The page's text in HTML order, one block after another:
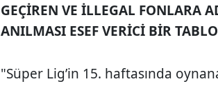
GEÇİREN VE İLLEGAL FONLARA
ANILMASI ESEF VERİCİ BİR
"Süper Lig’in 15. haftasında